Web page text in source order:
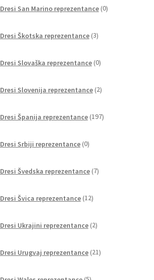
Dresi San Marino reprezentance 0izdelkov
Dresi Škotska reprezentance 3izdelki
Dresi Slovaška reprezentance 0izdelkov
Dresi Slovenija reprezentance 2izdelka
Dresi Španija reprezentance 197izdelkov
Dresi Srbiji reprezentance 0izdelkov
Dresi Švedska reprezentance 7izdelkov
Dresi Švica reprezentance 12izdelkov
Dresi Ukrajini reprezentance 2izdelka
Dresi Urugvaj reprezentance 21izdelkov